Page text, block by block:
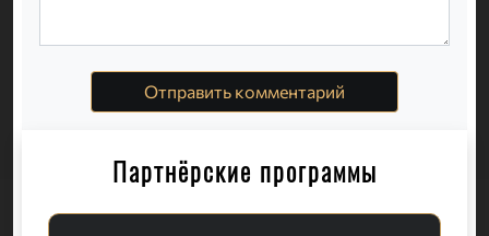
Отправить комментарий
Партнёрские программы